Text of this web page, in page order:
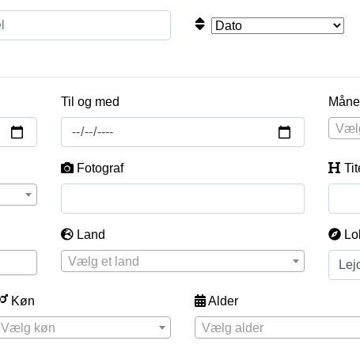
Til og med
Fotograf
Land
Vælg et land
Køn
Vælg køn
Alder
Vælg alder